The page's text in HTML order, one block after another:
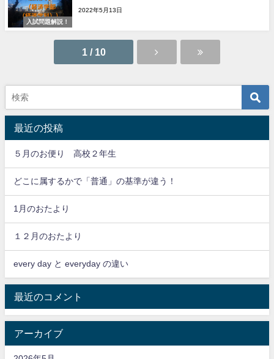
入試問題解説！
2022年5月13日
1 / 10
最近の投稿
５月のお便り 高校２年生
どこに属するかで「普通」の基準が違う！
1月のおたより
１２月のおたより
every day と everyday の違い
最近のコメント
アーカイブ